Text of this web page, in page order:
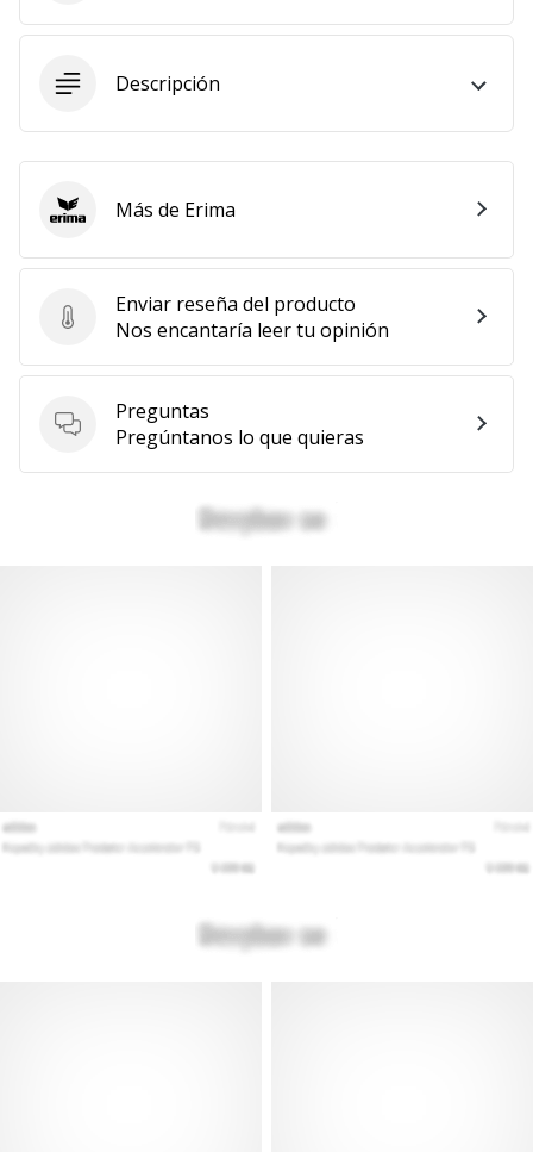
Descripción
Enviar reseña del producto
Enviar reseña del producto
Nos encantaría leer tu opinión
Preguntas
Preguntas
Pregúntanos lo que quieras
ErimaMás de Erima